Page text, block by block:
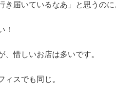
き届いているなあ」と思うのに
！
、惜しいお店は多いです。
ィスでも同じ。